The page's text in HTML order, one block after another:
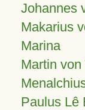
Johannes
Makarius
Marina
Martin von
Paulus Lê